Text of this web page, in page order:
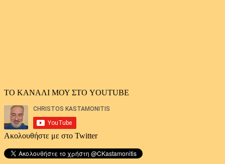
ΤΟ ΚΑΝΑΛΙ ΜΟΥ ΣΤΟ YOUTUBE
Ακολουθήστε με στο Twitter